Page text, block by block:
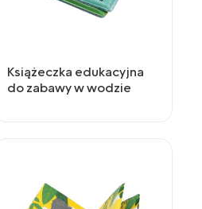
Książeczka edukacyjna
do zabawy w wodzie